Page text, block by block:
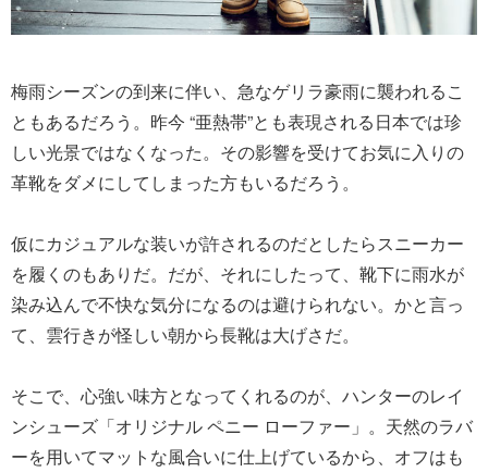
梅雨シーズンの到来に伴い、急なゲリラ豪雨に襲われるこ
ともあるだろう。昨今 “亜熱帯”とも表現される日本では珍
しい光景ではなくなった。その影響を受けてお気に入りの
革靴をダメにしてしまった方もいるだろう。
仮にカジュアルな装いが許されるのだとしたらスニーカー
を履くのもありだ。だが、それにしたって、靴下に雨水が
染み込んで不快な気分になるのは避けられない。かと言っ
て、雲行きが怪しい朝から長靴は大げさだ。
そこで、心強い味方となってくれるのが、ハンターのレイ
ンシューズ「オリジナル ペニー ローファー」。天然のラバ
ーを用いてマットな風合いに仕上げているから、オフはも